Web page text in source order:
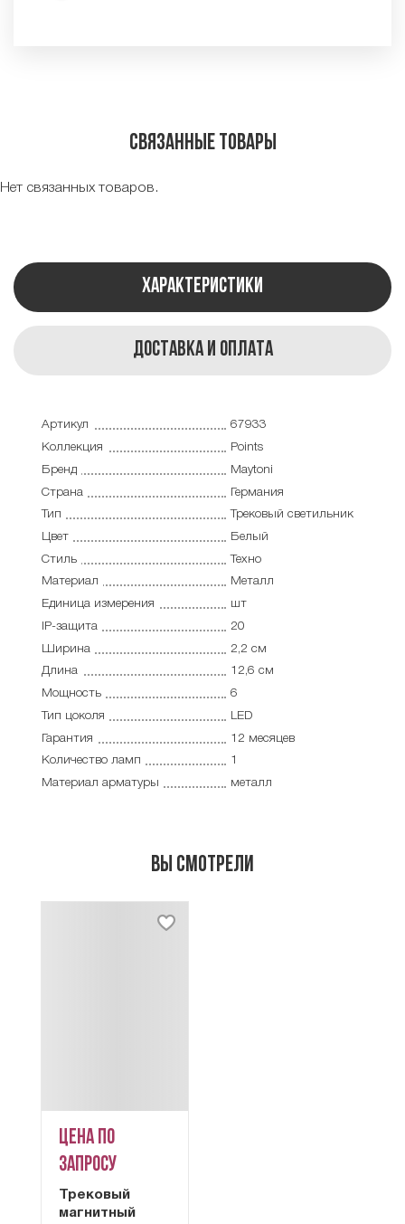
Связанные товары
Нет связанных товаров.
Характеристики
Доставка и оплата
Артикул
67933
Коллекция
Points
Бренд
Maytoni
Страна
Германия
Тип
Трековый светильник
Цвет
Белый
Стиль
Техно
Материал
Металл
Единица измерения
шт
IP-защита
20
Ширина
2,2 см
Длина
12,6 см
Мощность
6
Тип цоколя
LED
Гарантия
12 месяцев
Количество ламп
1
Материал арматуры
металл
Вы смотрели
Цена по
запросу
Трековый
магнитный